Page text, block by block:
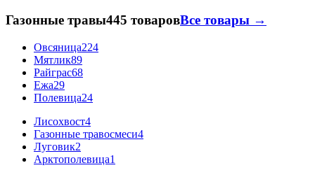
Газонные травы445 товаровВсе товары →
Овсяница224
Мятлик89
Райграс68
Ежа29
Полевица24
Лисохвост4
Газонные травосмеси4
Луговик2
Арктополевица1